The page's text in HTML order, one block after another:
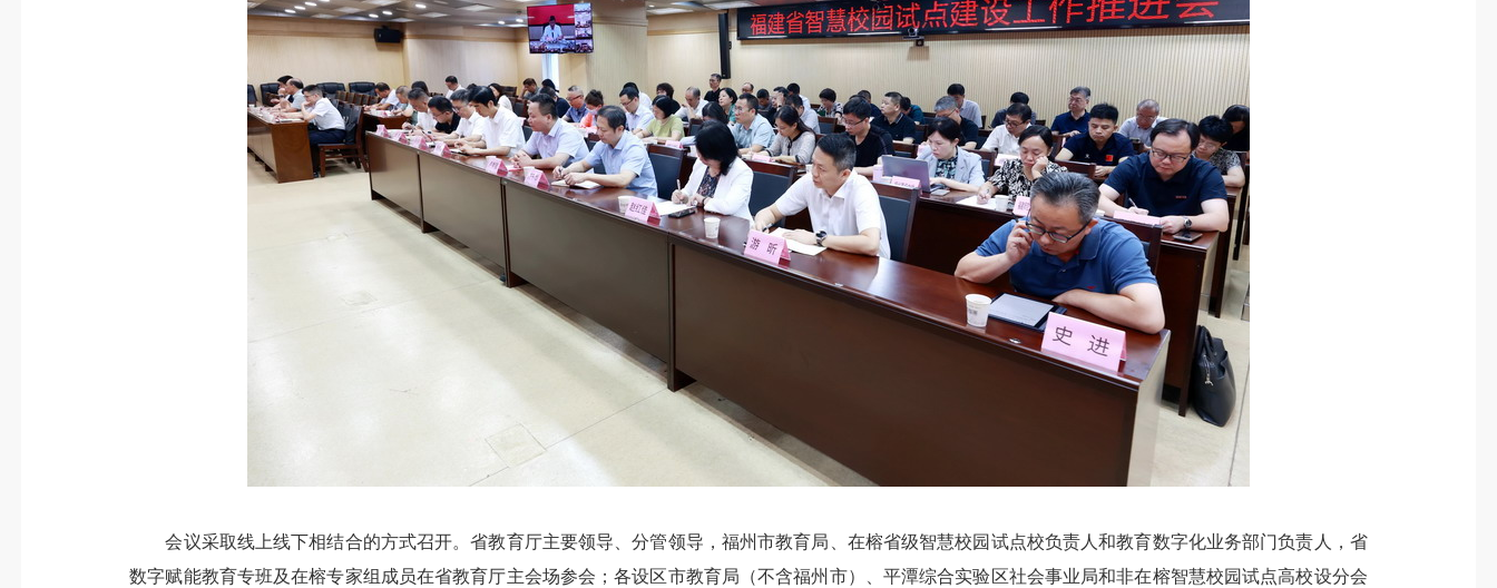
会议采取线上线下相结合的方式召开。省教育厅主要领导、分管领导，福州市教育局、在榕省级智慧校园试点校负责人和教育数字化业务部门负责人，省
数字赋能教育专班及在榕专家组成员在省教育厅主会场参会；各设区市教育局（不含福州市）、平潭综合实验区社会事业局和非在榕智慧校园试点高校设分会